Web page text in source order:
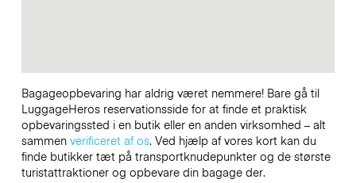
Bagageopbevaring har aldrig været nemmere! Bare gå til
LuggageHeros reservationsside for at finde et praktisk
opbevaringssted i en butik eller en anden virksomhed – alt
sammen verificeret af os. Ved hjælp af vores kort kan du
finde butikker tæt på transportknudepunkter og de største
turistattraktioner og opbevare din bagage der.